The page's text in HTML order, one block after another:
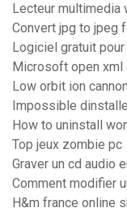
Lecteur
Convert jpg to jpeg
Logiciel gratuit
Microsoft open xml
Low orbit ion
Impossible
How to uninstall
Top jeux zombie pc
Graver un cd audio
Comment modifier
H&m france online